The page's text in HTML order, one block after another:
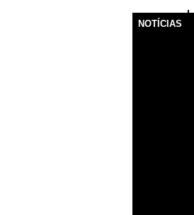
NOTÍCIAS